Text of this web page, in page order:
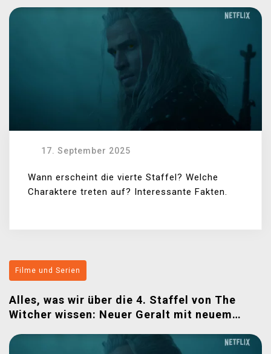
17. September 2025
Wann erscheint die vierte Staffel? Welche
Charaktere treten auf? Interessante Fakten.
Filme und Serien
Alles, was wir über die 4. Staffel von The
Witcher wissen: Neuer Geralt mit neuem